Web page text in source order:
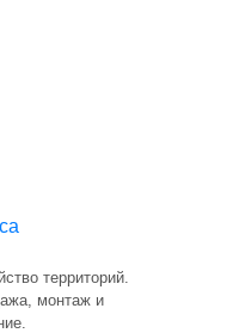
территорий.
монтаж и